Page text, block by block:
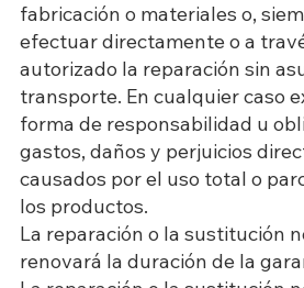
fabricación o materiales o,
efectuar directamente o a
autorizado la reparación sin
transporte. En cualquier caso
forma de responsabilidad u
gastos, daños y perjuicios
causados por el uso total o
los productos.
La reparación o la sustitución
renovará la duración de la